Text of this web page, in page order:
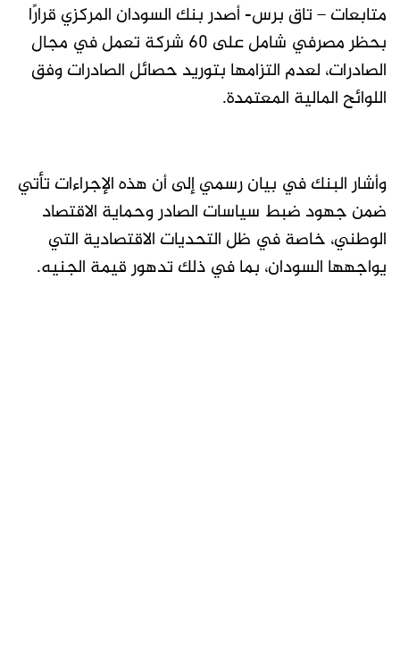
متابعات – تاق برس- أصدر بنك السودان المركزي قرارًا
بحظر مصرفي شامل على 60 شركة تعمل في مجال
الصادرات، لعدم التزامها بتوريد حصائل الصادرات وفق
اللوائح المالية المعتمدة.
وأشار البنك في بيان رسمي إلى أن هذه الإجراءات تأتي
ضمن جهود ضبط سياسات الصادر وحماية الاقتصاد
الوطني، خاصة في ظل التحديات الاقتصادية التي
يواجهها السودان، بما في ذلك تدهور قيمة الجنيه.